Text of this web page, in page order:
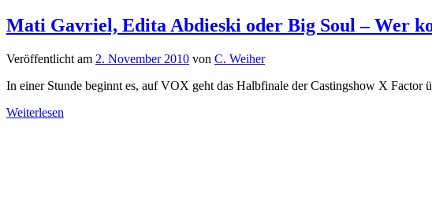
Mati Gavriel, Edita Abdieski oder Big Soul – Wer
Veröffentlicht am 2. November 2010 von C. Weiher
In einer Stunde beginnt es, auf VOX geht das Halbfinale der Castingshow X Factor
Weiterlesen